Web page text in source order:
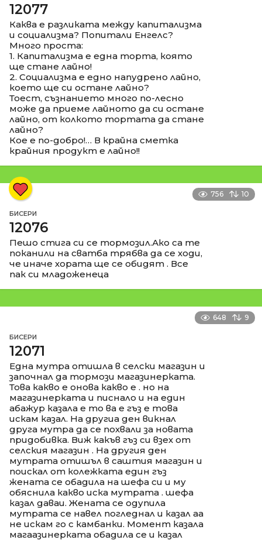
12077
Каква е разликата между капитализма
и социализма? Попитали Енгелс?
Много проста:
1. Капитализма е една торта, която
ще стане лайно!
2. Социализма е едно напудрено лайно,
което ще си остане лайно?
Тоест, съзнанието много по-лесно
може да приеме лайното да си остане
лайно, от колкото тортата да стане
лайно?
Кое е по-добро!… В крайна сметка
крайния продукт е лайно!!
756 10
БИСЕРИ
12076
Пешо стига си се тормозил.Ако са те
поканили на сватба трябва да се ходи,
че иначе хората ще се обидят . Все
пак си младоженеца
648 9
БИСЕРИ
12071
Една мутра отишла в селски магазин и
започнал да тормози магазинерката.
Това какво е онова какво е . но на
магазинерката и писнало и на един
абажур казала е то ва е гъз е това
искам казал. На другиа ден викнал
друга мутра да се похвали за новата
придобивка. Виж какъв гъз си взех от
селския магазин . На другия ден
мутрата отишъл в саштия магазин и
поискал от колежката един гъз
жената се обадила на шефа си и му
обяснила какво иска мутрата . шефа
казал даваи. Жената се одупила
мутрата се навел погледнал и казал аа
не искам го с камбанки. Момент казала
магаазинерката обадила се и казал